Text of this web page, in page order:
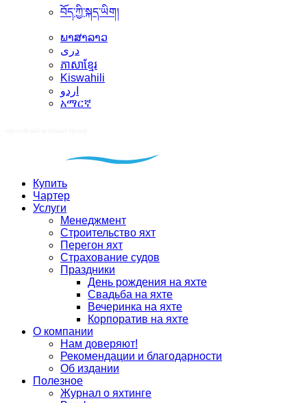
བོད་ཀྱི་སྐད་ཡིག།
ພາສາລາວ
دری
ភាសាខ្មែរ
Kiswahili
اردو
አማርኛ
Купить
Чартер
Услуги
Менеджмент
Строительство яхт
Перегон яхт
Страхование судов
Праздники
День рождения на яхте
Свадьба на яхте
Вечеринка на яхте
Корпоратив на яхте
О компании
Нам доверяют!
Рекомендации и благодарности
Об издании
Полезное
Журнал о яхтинге